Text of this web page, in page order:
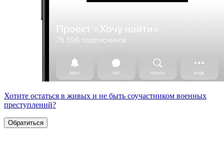
Хотите остаться в живых и не быть соучастником военных
преступлений?
Обратиться